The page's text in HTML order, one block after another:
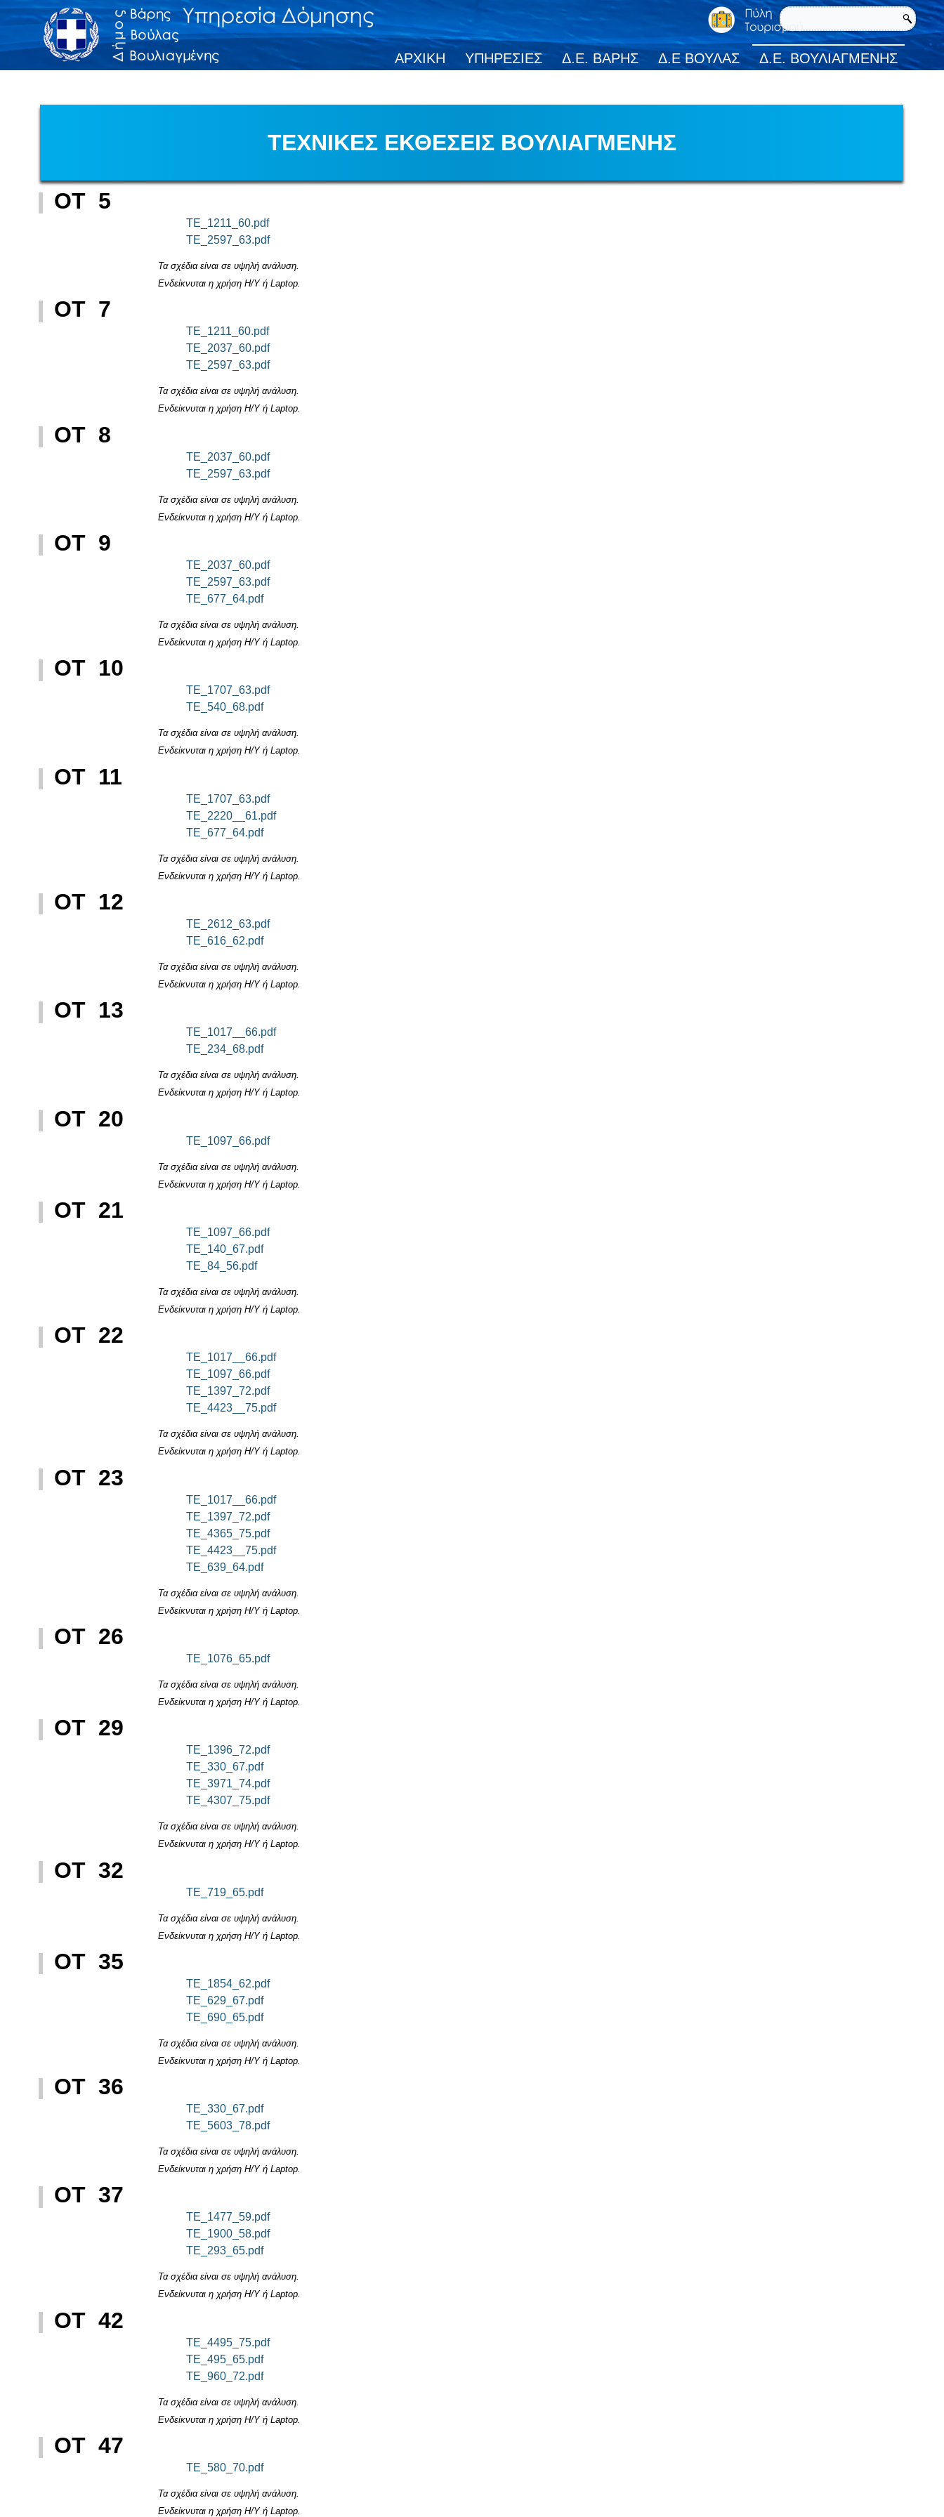
ΑΡΧΙΚΗ ΥΠΗΡΕΣΙΕΣ Δ.Ε. ΒΑΡΗΣ Δ.Ε ΒΟΥΛΑΣ Δ.Ε. ΒΟΥΛΙΑΓΜΕΝΗΣ
ΤΕΧΝΙΚΕΣ ΕΚΘΕΣΕΙΣ ΒΟΥΛΙΑΓΜΕΝΗΣ
ΟΤ 5
TE_1211_60.pdf
TE_2597_63.pdf
Τα σχέδια είναι σε υψηλή ανάλυση.
Ενδείκνυται η χρήση Η/Υ ή Laptop.
ΟΤ 7
TE_1211_60.pdf
TE_2037_60.pdf
TE_2597_63.pdf
Τα σχέδια είναι σε υψηλή ανάλυση.
Ενδείκνυται η χρήση Η/Υ ή Laptop.
ΟΤ 8
TE_2037_60.pdf
TE_2597_63.pdf
Τα σχέδια είναι σε υψηλή ανάλυση.
Ενδείκνυται η χρήση Η/Υ ή Laptop.
ΟΤ 9
TE_2037_60.pdf
TE_2597_63.pdf
TE_677_64.pdf
Τα σχέδια είναι σε υψηλή ανάλυση.
Ενδείκνυται η χρήση Η/Υ ή Laptop.
ΟΤ 10
TE_1707_63.pdf
TE_540_68.pdf
Τα σχέδια είναι σε υψηλή ανάλυση.
Ενδείκνυται η χρήση Η/Υ ή Laptop.
ΟΤ 11
TE_1707_63.pdf
TE_2220__61.pdf
TE_677_64.pdf
Τα σχέδια είναι σε υψηλή ανάλυση.
Ενδείκνυται η χρήση Η/Υ ή Laptop.
ΟΤ 12
TE_2612_63.pdf
TE_616_62.pdf
Τα σχέδια είναι σε υψηλή ανάλυση.
Ενδείκνυται η χρήση Η/Υ ή Laptop.
ΟΤ 13
TE_1017__66.pdf
TE_234_68.pdf
Τα σχέδια είναι σε υψηλή ανάλυση.
Ενδείκνυται η χρήση Η/Υ ή Laptop.
ΟΤ 20
TE_1097_66.pdf
Τα σχέδια είναι σε υψηλή ανάλυση.
Ενδείκνυται η χρήση Η/Υ ή Laptop.
ΟΤ 21
TE_1097_66.pdf
TE_140_67.pdf
TE_84_56.pdf
Τα σχέδια είναι σε υψηλή ανάλυση.
Ενδείκνυται η χρήση Η/Υ ή Laptop.
ΟΤ 22
TE_1017__66.pdf
TE_1097_66.pdf
TE_1397_72.pdf
TE_4423__75.pdf
Τα σχέδια είναι σε υψηλή ανάλυση.
Ενδείκνυται η χρήση Η/Υ ή Laptop.
ΟΤ 23
TE_1017__66.pdf
TE_1397_72.pdf
TE_4365_75.pdf
TE_4423__75.pdf
TE_639_64.pdf
Τα σχέδια είναι σε υψηλή ανάλυση.
Ενδείκνυται η χρήση Η/Υ ή Laptop.
ΟΤ 26
TE_1076_65.pdf
Τα σχέδια είναι σε υψηλή ανάλυση.
Ενδείκνυται η χρήση Η/Υ ή Laptop.
ΟΤ 29
TE_1396_72.pdf
TE_330_67.pdf
TE_3971_74.pdf
TE_4307_75.pdf
Τα σχέδια είναι σε υψηλή ανάλυση.
Ενδείκνυται η χρήση Η/Υ ή Laptop.
ΟΤ 32
TE_719_65.pdf
Τα σχέδια είναι σε υψηλή ανάλυση.
Ενδείκνυται η χρήση Η/Υ ή Laptop.
ΟΤ 35
TE_1854_62.pdf
TE_629_67.pdf
TE_690_65.pdf
Τα σχέδια είναι σε υψηλή ανάλυση.
Ενδείκνυται η χρήση Η/Υ ή Laptop.
ΟΤ 36
TE_330_67.pdf
TE_5603_78.pdf
Τα σχέδια είναι σε υψηλή ανάλυση.
Ενδείκνυται η χρήση Η/Υ ή Laptop.
ΟΤ 37
TE_1477_59.pdf
TE_1900_58.pdf
TE_293_65.pdf
Τα σχέδια είναι σε υψηλή ανάλυση.
Ενδείκνυται η χρήση Η/Υ ή Laptop.
ΟΤ 42
TE_4495_75.pdf
TE_495_65.pdf
TE_960_72.pdf
Τα σχέδια είναι σε υψηλή ανάλυση.
Ενδείκνυται η χρήση Η/Υ ή Laptop.
ΟΤ 47
TE_580_70.pdf
Τα σχέδια είναι σε υψηλή ανάλυση.
Ενδείκνυται η χρήση Η/Υ ή Laptop.